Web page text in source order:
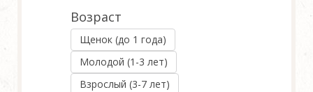
Возраст
Щенок (до 1 года)
Молодой (1-3 лет)
Взрослый (3-7 лет)